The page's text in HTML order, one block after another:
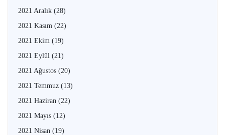
2021 Aralık (28)
2021 Kasım (22)
2021 Ekim (19)
2021 Eylül (21)
2021 Ağustos (20)
2021 Temmuz (13)
2021 Haziran (22)
2021 Mayıs (12)
2021 Nisan (19)